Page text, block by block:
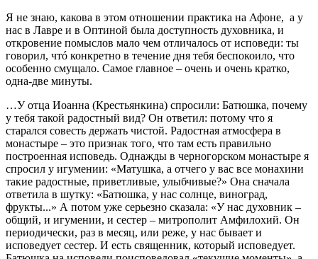
Я не знаю, какова в этом отношении практика на Афоне, а у
нас в Лавре и в Оптиной была доступность духовника, и
откровение помыслов мало чем отличалось от исповеди: ты
говорил, чтó конкретно в течение дня тебя беспокоило, что
особенно смущало. Самое главное – очень и очень кратко,
одна-две минуты.
…У отца Иоанна (Крестьянкина) спросили: Батюшка, почему
у тебя такой радостный вид? Он ответил: потому что я
старался совесть держать чистой. Радостная атмосфера в
монастыре – это признак того, что там есть правильно
построенная исповедь. Однажды в черногорском монастыре я
спросил у игумении: «Матушка, а отчего у вас все монахини
такие радостные, приветливые, улыбчивые?» Она сначала
ответила в шутку: «Батюшка, у нас солнце, виноград,
фрукты...» А потом уже серьезно сказала: «У нас духовник –
общий, и игумении, и сестер – митрополит Амфилохий. Он
периодически, раз в месяц, или реже, у нас бывает и
исповедует сестер. И есть священник, который исповедует.